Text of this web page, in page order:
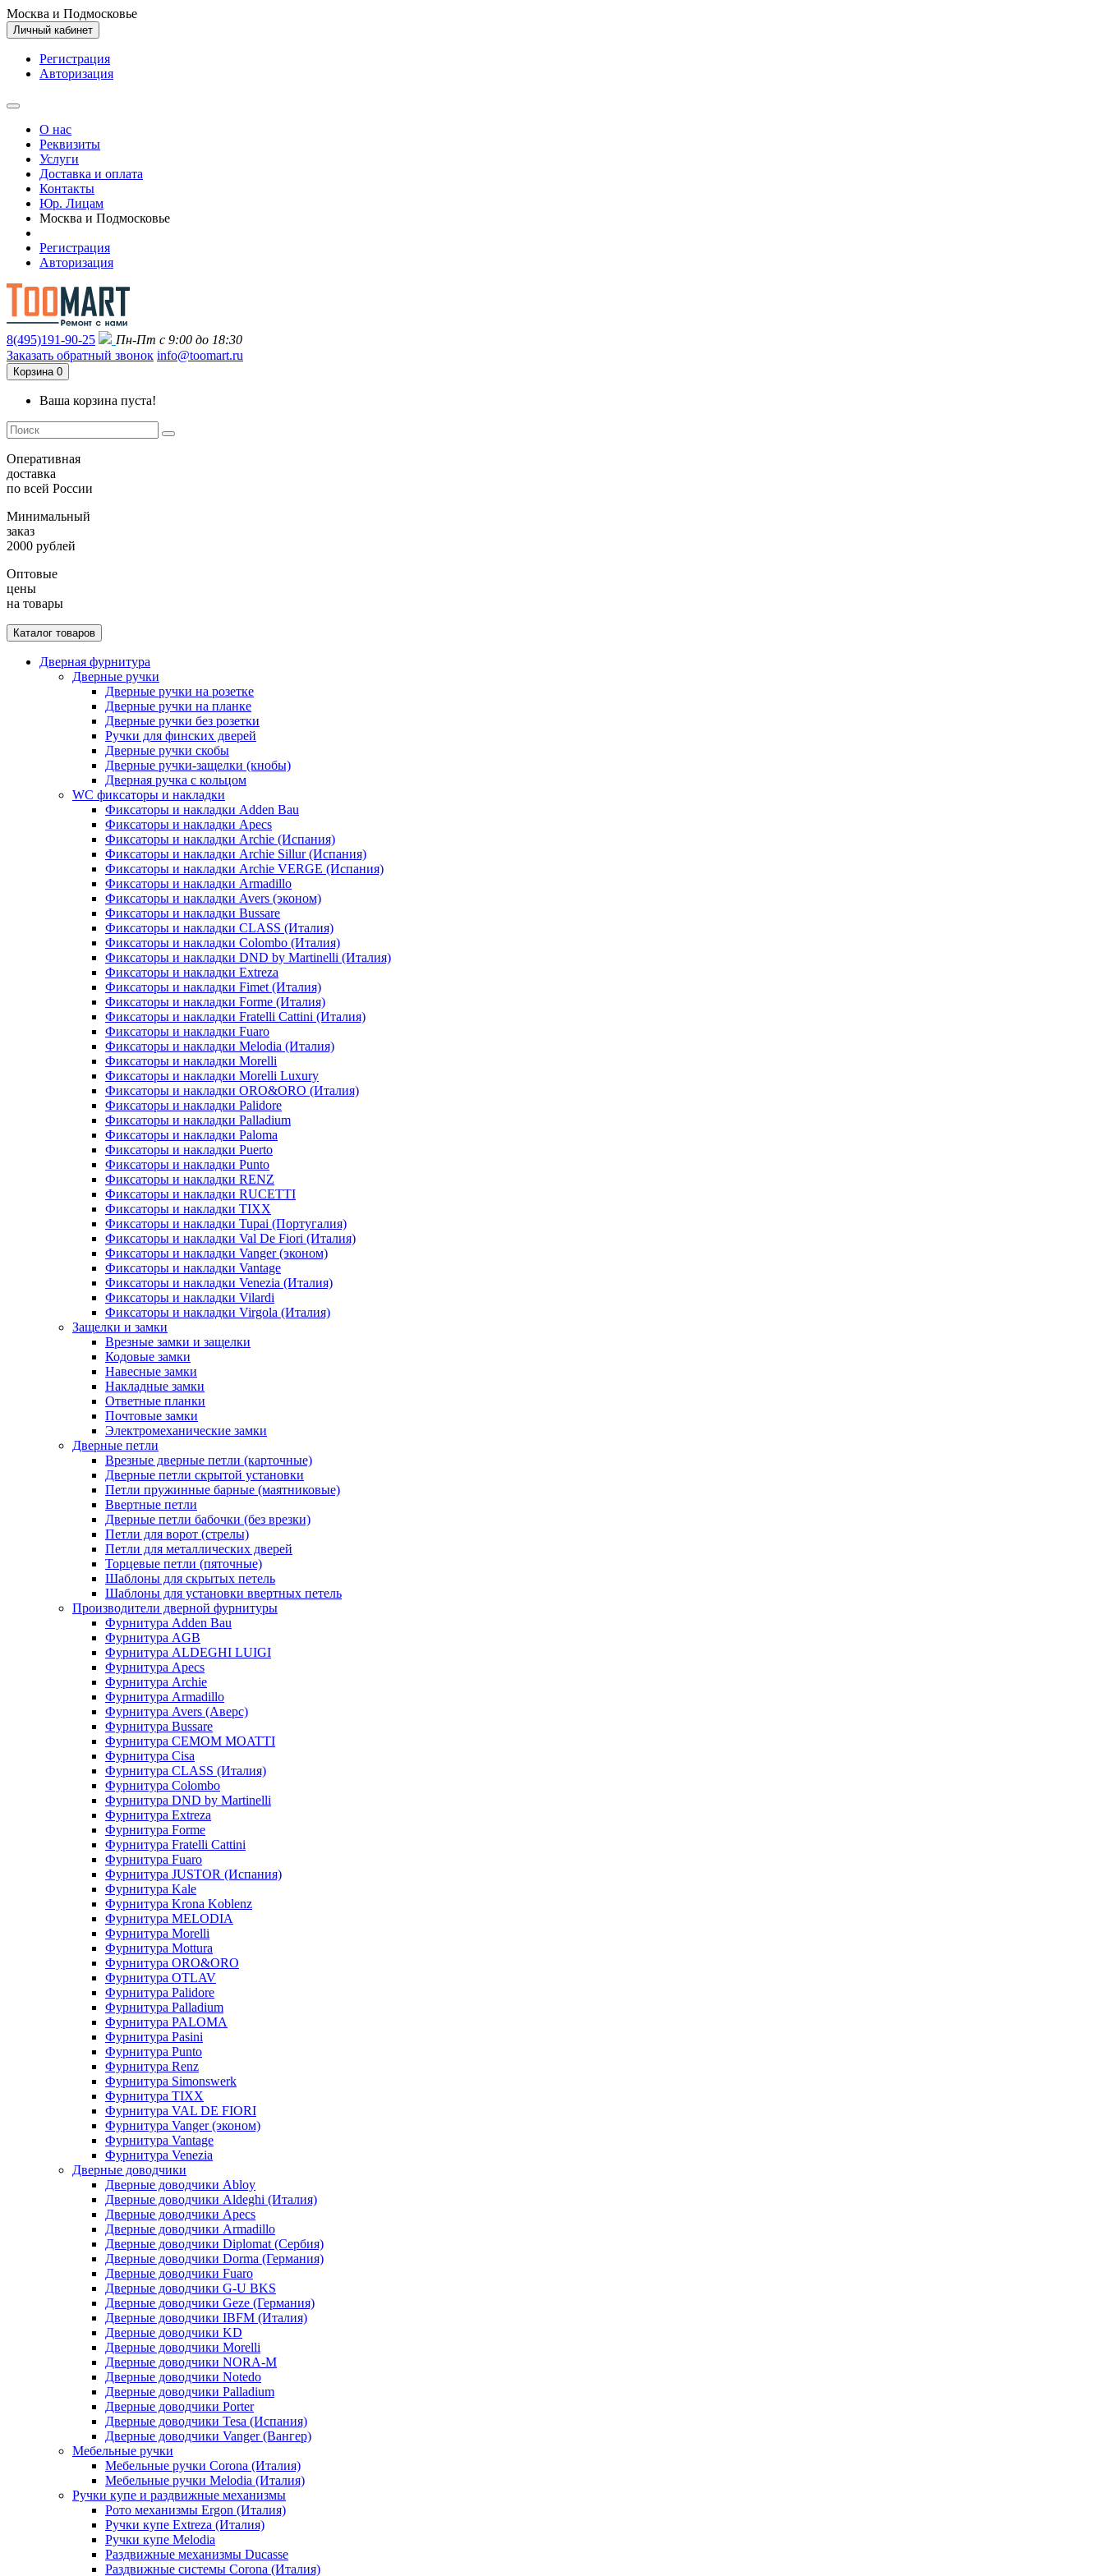
Москва и Подмосковье
Личный кабинет
Регистрация
Авторизация
О нас
Реквизиты
Услуги
Доставка и оплата
Контакты
Юр. Лицам
Москва и Подмосковье
Регистрация
Авторизация
8(495)191-90-25
Пн-Пт с 9:00 до 18:30
Заказать обратный звонок info@toomart.ru
Корзина 0
Ваша корзина пуста!
Оперативная
доставка
по всей России
Минимальный
заказ
2000 рублей
Оптовые
цены
на товары
Каталог товаров
Дверная фурнитура
Дверные ручки
Дверные ручки на розетке
Дверные ручки на планке
Дверные ручки без розетки
Ручки для финских дверей
Дверные ручки скобы
Дверные ручки-защелки (кнобы)
Дверная ручка с кольцом
WC фиксаторы и накладки
Фиксаторы и накладки Adden Bau
Фиксаторы и накладки Apecs
Фиксаторы и накладки Archie (Испания)
Фиксаторы и накладки Archie Sillur (Испания)
Фиксаторы и накладки Archie VERGE (Испания)
Фиксаторы и накладки Armadillo
Фиксаторы и накладки Avers (эконом)
Фиксаторы и накладки Bussare
Фиксаторы и накладки CLASS (Италия)
Фиксаторы и накладки Colombo (Италия)
Фиксаторы и накладки DND by Martinelli (Италия)
Фиксаторы и накладки Extreza
Фиксаторы и накладки Fimet (Италия)
Фиксаторы и накладки Forme (Италия)
Фиксаторы и накладки Fratelli Cattini (Италия)
Фиксаторы и накладки Fuaro
Фиксаторы и накладки Melodia (Италия)
Фиксаторы и накладки Morelli
Фиксаторы и накладки Morelli Luxury
Фиксаторы и накладки ORO&ORO (Италия)
Фиксаторы и накладки Palidore
Фиксаторы и накладки Palladium
Фиксаторы и накладки Paloma
Фиксаторы и накладки Puerto
Фиксаторы и накладки Punto
Фиксаторы и накладки RENZ
Фиксаторы и накладки RUCETTI
Фиксаторы и накладки TIXX
Фиксаторы и накладки Tupai (Португалия)
Фиксаторы и накладки Val De Fiori (Италия)
Фиксаторы и накладки Vanger (эконом)
Фиксаторы и накладки Vantage
Фиксаторы и накладки Venezia (Италия)
Фиксаторы и накладки Vilardi
Фиксаторы и накладки Virgola (Италия)
Защелки и замки
Врезные замки и защелки
Кодовые замки
Навесные замки
Накладные замки
Ответные планки
Почтовые замки
Электромеханические замки
Дверные петли
Врезные дверные петли (карточные)
Дверные петли скрытой установки
Петли пружинные барные (маятниковые)
Ввертные петли
Дверные петли бабочки (без врезки)
Петли для ворот (стрелы)
Петли для металлических дверей
Торцевые петли (пяточные)
Шаблоны для скрытых петель
Шаблоны для установки ввертных петель
Производители дверной фурнитуры
Фурнитура Adden Bau
Фурнитура AGB
Фурнитура ALDEGHI LUIGI
Фурнитура Apecs
Фурнитура Archie
Фурнитура Armadillo
Фурнитура Avers (Аверс)
Фурнитура Bussare
Фурнитура CEMOM MOATTI
Фурнитура Cisa
Фурнитура CLASS (Италия)
Фурнитура Colombo
Фурнитура DND by Martinelli
Фурнитура Extreza
Фурнитура Forme
Фурнитура Fratelli Cattini
Фурнитура Fuaro
Фурнитура JUSTOR (Испания)
Фурнитура Kale
Фурнитура Krona Koblenz
Фурнитура MELODIA
Фурнитура Morelli
Фурнитура Mottura
Фурнитура ORO&ORO
Фурнитура OTLAV
Фурнитура Palidore
Фурнитура Palladium
Фурнитура PALOMA
Фурнитура Pasini
Фурнитура Punto
Фурнитура Renz
Фурнитура Simonswerk
Фурнитура TIXX
Фурнитура VAL DE FIORI
Фурнитура Vanger (эконом)
Фурнитура Vantage
Фурнитура Venezia
Дверные доводчики
Дверные доводчики Abloy
Дверные доводчики Aldeghi (Италия)
Дверные доводчики Apecs
Дверные доводчики Armadillo
Дверные доводчики Diplomat (Сербия)
Дверные доводчики Dorma (Германия)
Дверные доводчики Fuaro
Дверные доводчики G-U BKS
Дверные доводчики Geze (Германия)
Дверные доводчики IBFM (Италия)
Дверные доводчики KD
Дверные доводчики Morelli
Дверные доводчики NORA-M
Дверные доводчики Notedo
Дверные доводчики Palladium
Дверные доводчики Porter
Дверные доводчики Tesa (Испания)
Дверные доводчики Vanger (Вангер)
Мебельные ручки
Мебельные ручки Corona (Италия)
Мебельные ручки Melodia (Италия)
Ручки купе и раздвижные механизмы
Рото механизмы Ergon (Италия)
Ручки купе Extreza (Италия)
Ручки купе Melodia
Раздвижные механизмы Ducasse
Раздвижные системы Corona (Италия)